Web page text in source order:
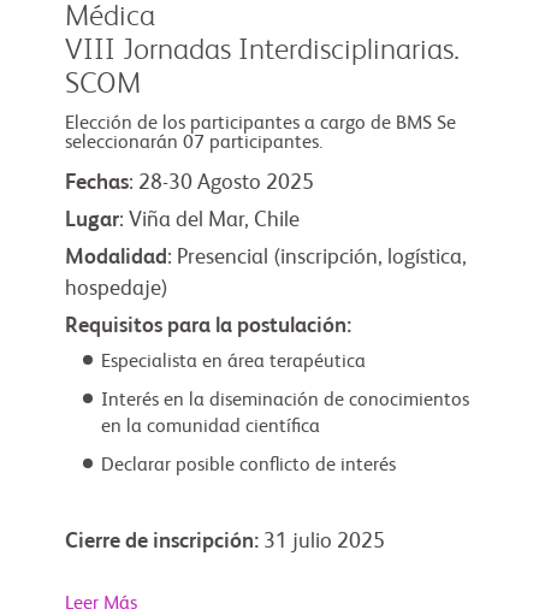
Médica
VIII Jornadas Interdisciplinarias.
SCOM
Elección de los participantes a cargo de BMS Se
seleccionarán 07 participantes.
Fechas: 28-30 Agosto 2025
Lugar: Viña del Mar, Chile
Modalidad : Presencial (inscripción, logística,
hospedaje)
Requisitos para la postulación:
Especialista en área terapéutica
Interés en la diseminación de conocimientos
en la comunidad científica
Declarar posible conflicto de interés
Cierre de inscripción: 31 julio 2025
Leer Más